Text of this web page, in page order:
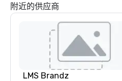
附近的供应商
LMS Brandz